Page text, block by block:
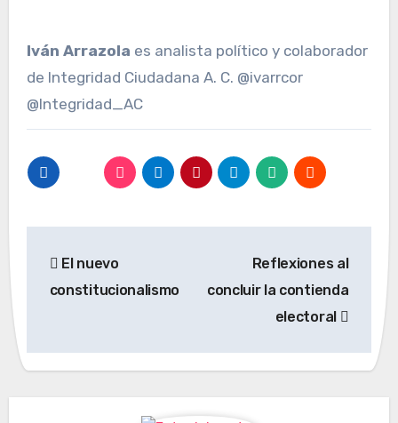
Iván Arrazola es analista político y colaborador
de Integridad Ciudadana A. C. @ivarrcor
@Integridad_AC
de
El nuevo
constitucionalismo
Reflexiones al
concluir la contienda
electoral